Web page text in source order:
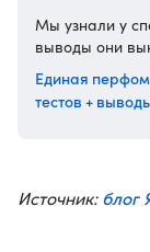
Мы узнали у
выводы они
Единая
тестов +
Источник:блог